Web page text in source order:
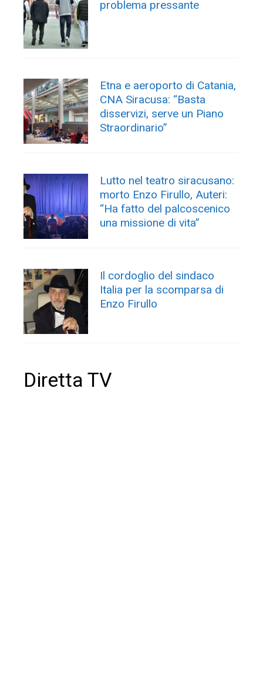
problema pressante
Etna e aeroporto di Catania,
CNA Siracusa: “Basta
disservizi, serve un Piano
Straordinario”
Lutto nel teatro siracusano:
morto Enzo Firullo, Auteri:
“Ha fatto del palcoscenico
una missione di vita”
Il cordoglio del sindaco
Italia per la scomparsa di
Enzo Firullo
Diretta TV